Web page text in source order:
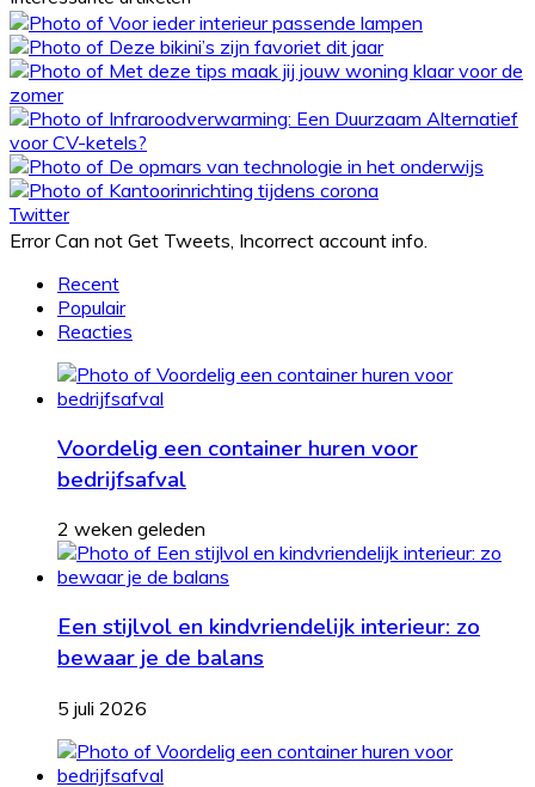
Twitter
Error Can not Get Tweets, Incorrect account info.
Recent
Populair
Reacties
Voordelig een container huren voor
bedrijfsafval
2 weken geleden
Een stijlvol en kindvriendelijk interieur: zo
bewaar je de balans
5 juli 2026